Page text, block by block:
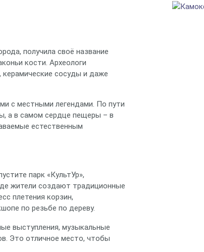
получила своё название
кости. Археологи
керамические сосуды и даже
с местными легендами. По пути
а в самом сердце пещеры – в
естественным
парк «КультУр»,
жители создают традиционные
плетения корзин,
по резьбе по дереву.
выступления, музыкальные
Это отличное место, чтобы